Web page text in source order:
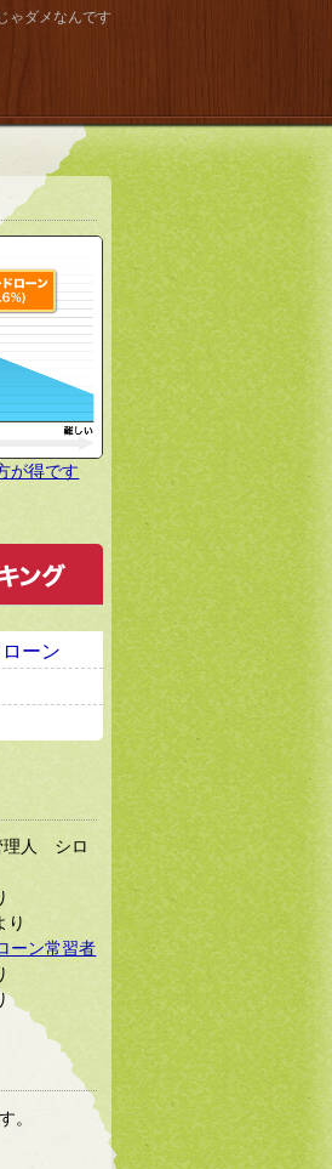
が得です
ーン
理人 シロ
り
ーン常習者
。
ゃダメなんです